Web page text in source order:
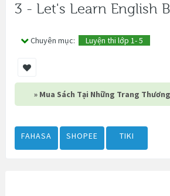
3 - Let's Learn English
Chuyên mục: Luyện thi lớp 1- 5
» Mua Sách Tại Những Trang
FAHASA SHOPEE TIKI